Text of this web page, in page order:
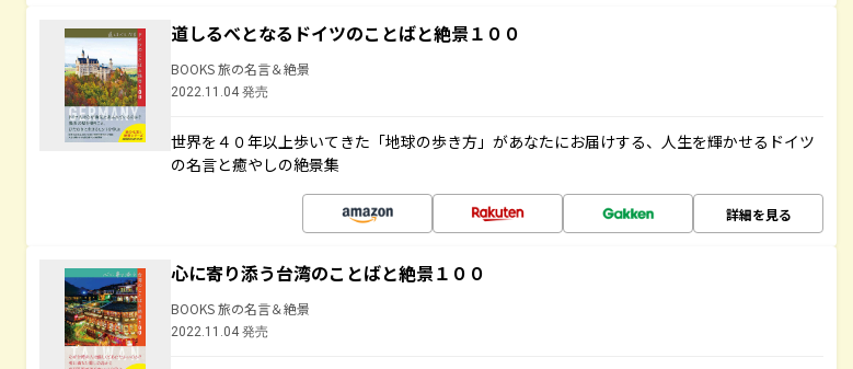
道しるべとなるドイツのことばと絶景１００
BOOKS 旅の名言＆絶景
2022.11.04 発売
世界を４０年以上歩いてきた「地球の歩き方」があなたにお届けする、人生を輝かせるドイツ
の名言と癒やしの絶景集
詳細を見る
心に寄り添う台湾のことばと絶景１００
BOOKS 旅の名言＆絶景
2022.11.04 発売